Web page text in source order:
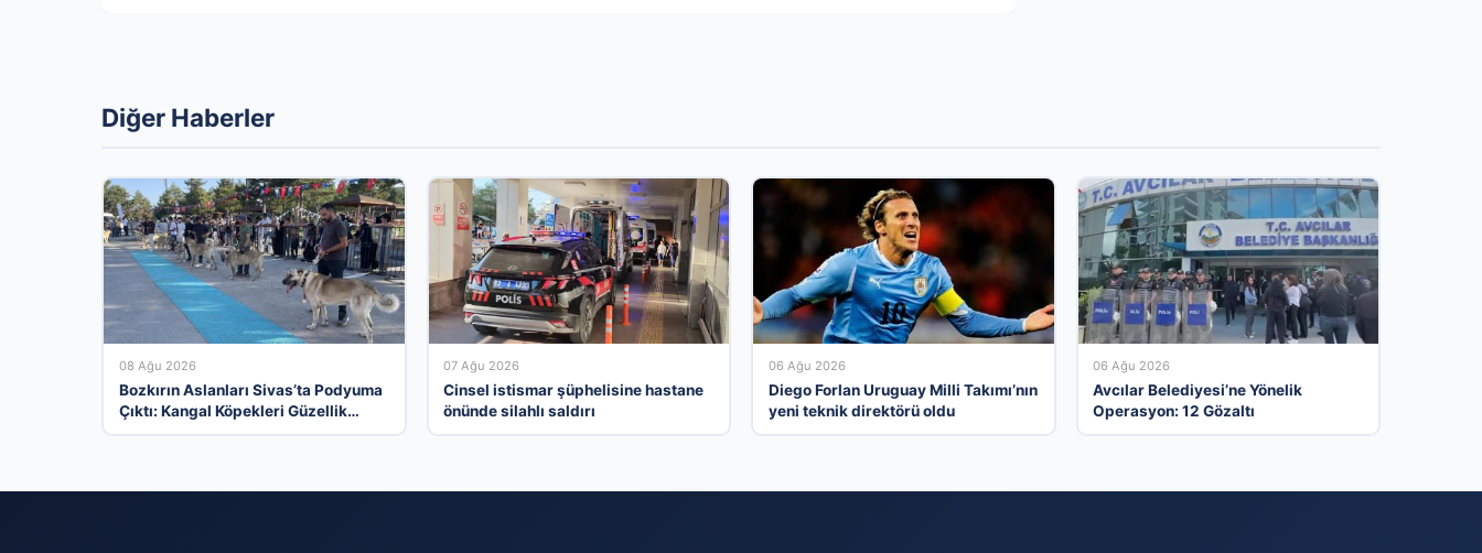
Diğer Haberler
08 Ağu 2026
Bozkırın Aslanları Sivas’ta Podyuma
Çıktı: Kangal Köpekleri Güzellik
07 Ağu 2026
Cinsel istismar şüphelisine hastane
önünde silahlı saldırı
06 Ağu 2026
Diego Forlan Uruguay Milli Takımı’nın
yeni teknik direktörü oldu
06 Ağu 2026
Avcılar Belediyesi’ne Yönelik
Operasyon: 12 Gözaltı